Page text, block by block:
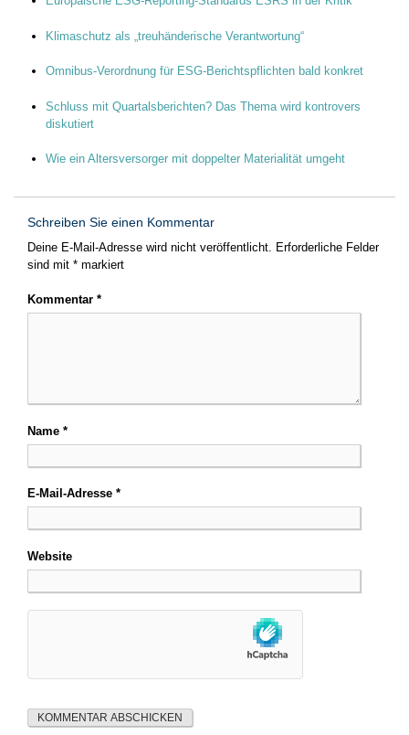
Klimaschutz als „treuhänderische Verantwortung“
Omnibus-Verordnung für ESG-Berichtspflichten bald konkret
Schluss mit Quartalsberichten? Das Thema wird kontrovers
diskutiert
Wie ein Altersversorger mit doppelter Materialität umgeht
Schreiben Sie einen Kommentar
Deine E-Mail-Adresse wird nicht veröffentlicht. Erforderliche Felder
sind mit * markiert
Kommentar *
Name *
E-Mail-Adresse *
Website